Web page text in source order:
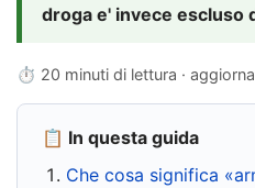
droga e' invece escluso
⏱ 20 minuti di lettura ·
📋 In questa guida
Che cosa significa